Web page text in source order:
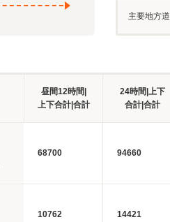
主要地方道
昼間12時間|
上下合計|合計
24時間|上下
合計|合計
68700 94660
10762 14421